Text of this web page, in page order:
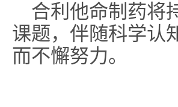
合利他命制药将
课题，伴随科学认
而不懈努力。